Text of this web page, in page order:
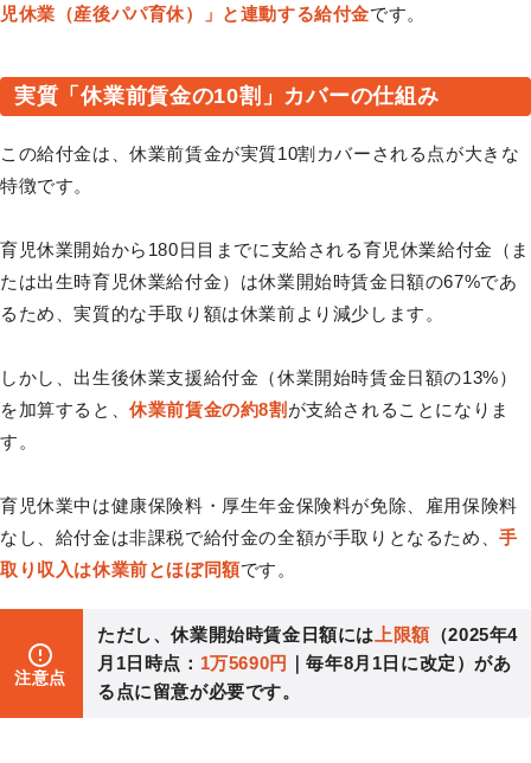
児休業（産後パパ育休）」と連動する給付金です。
実質「休業前賃金の10割」カバーの仕組み
この給付金は、休業前賃金が実質10割カバーされる点が大きな
特徴です。
育児休業開始から180日目までに支給される育児休業給付金（ま
たは出生時育児休業給付金）は休業開始時賃金日額の67%であ
るため、実質的な手取り額は休業前より減少します。
しかし、出生後休業支援給付金（休業開始時賃金日額の13%）
を加算すると、休業前賃金の約8割 が支給されることになりま
す。
育児休業中は健康保険料・厚生年金保険料が免除、雇用保険料
なし、給付金は非課税で給付金の全額が手取りとなるため、手
取り収入は休業前とほぼ同額です。
注意点
ただし、休業開始時賃金日額には 上限額（2025年4
月1日時点： 1万5690円 ｜毎年8月1日に改定）があ
る点に留意が必要です。